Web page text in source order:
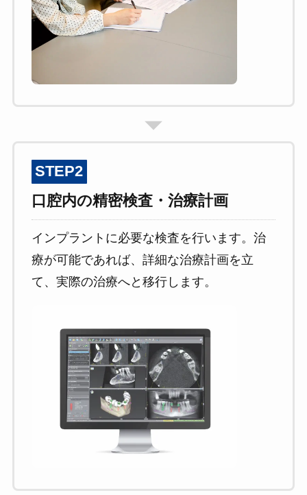
STEP2
口腔内の精密検査・治療計画
インプラントに必要な検査を行います。治
療が可能であれば、詳細な治療計画を立
て、実際の治療へと移行します。